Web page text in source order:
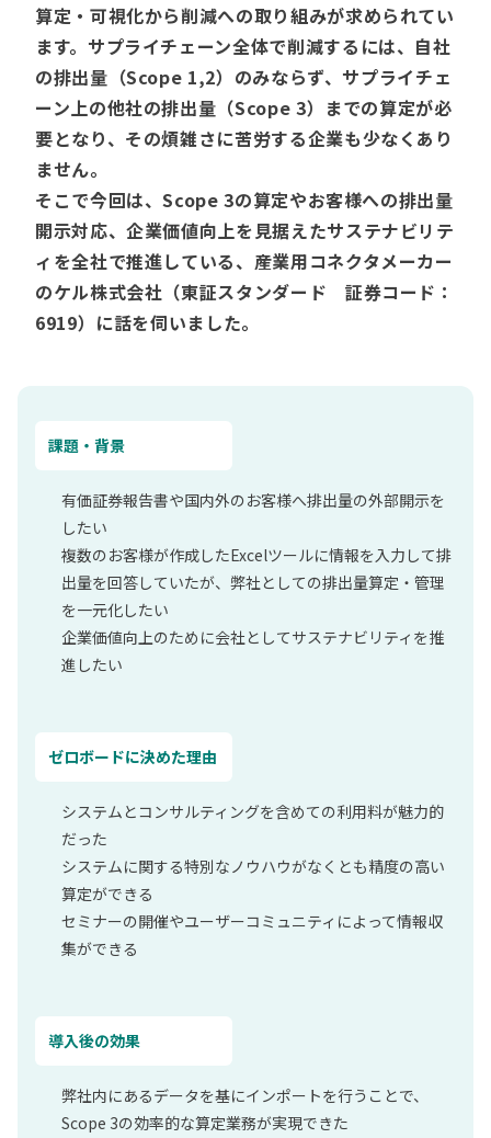
算定・可視化から削減への取り組みが求められてい
ます。サプライチェーン全体で削減するには、自社
の排出量（Scope 1,2）のみならず、サプライチェ
ーン上の他社の排出量（Scope 3）までの算定が必
要となり、その煩雑さに苦労する企業も少なくあり
ません。
そこで今回は、Scope 3の算定やお客様への排出量
開示対応、企業価値向上を見据えたサステナビリテ
ィを全社で推進している、産業用コネクタメーカー
のケル株式会社（東証スタンダード 証券コード：
6919）に話を伺いました。
課題・背景
有価証券報告書や国内外のお客様へ排出量の外部開示を
したい
複数のお客様が作成したExcelツールに情報を入力して排
出量を回答していたが、弊社としての排出量算定・管理
を一元化したい
企業価値向上のために会社としてサステナビリティを推
進したい
ゼロボードに決めた理由
システムとコンサルティングを含めての利用料が魅力的
だった
システムに関する特別なノウハウがなくとも精度の高い
算定ができる
セミナーの開催やユーザーコミュニティによって情報収
集ができる
導入後の効果
弊社内にあるデータを基にインポートを行う ことで、
Scope 3の効率的な算定業務が実現できた